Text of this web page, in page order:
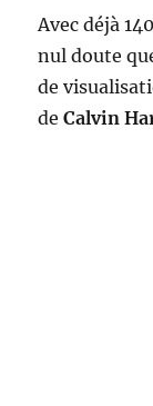
Avec déjà
nul doute
de
deCalvin